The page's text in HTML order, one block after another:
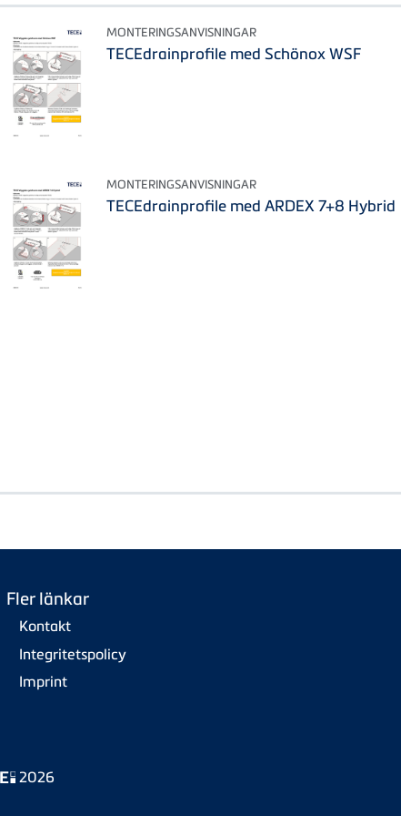
MONTERINGSANVISNINGAR
TECEdrainprofile med Schönox WSF
MONTERINGSANVISNINGAR
TECEdrainprofile med ARDEX 7+8 Hybrid
Fler länkar
Kontakt
Integritetspolicy
Imprint
2026